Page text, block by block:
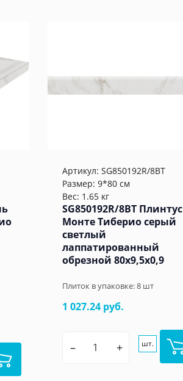
Артикул: SG850192R/8BT
Размер: 9*80 см
Вес: 1.65 кг
SG850192R/8BT Плинтус
Монте Тиберио серый
светлый
лаппатированный
обрезной 80x9,5x0,9
Плиток в упаковке:8 шт
1 027.24 руб.
– + шт.